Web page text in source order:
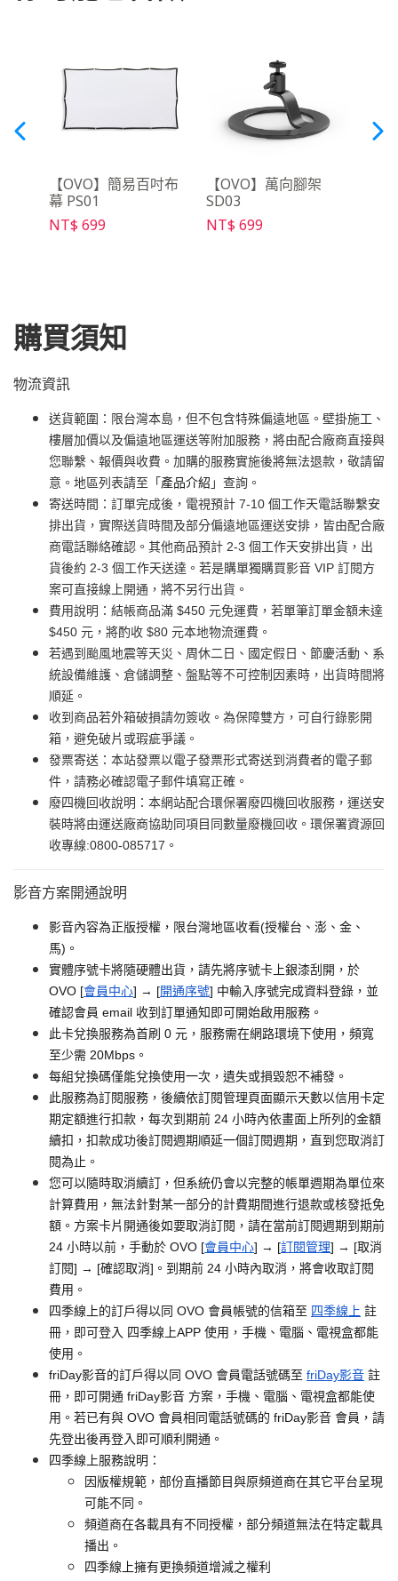
【OVO】簡易百吋布
幕 PS01
NT$ 699
【OVO】萬向腳架
SD03
NT$ 699
購買須知
物流資訊
送貨範圍：限台灣本島，但不包含特殊偏遠地區。壁掛施工、
樓層加價以及偏遠地區運送等附加服務，將由配合廠商直接與
您聯繫、報價與收費。加購的服務實施後將無法退款，敬請留
意。地區列表請至「 產品介紹 」查詢。
寄送時間：訂單完成後，電視預計 7-10 個工作天電話聯繫安
排出貨，實際送貨時間及部分偏遠地區運送安排，皆由配合廠
商電話聯絡確認。其他商品預計 2-3 個工作天安排出貨，出
貨後約 2-3 個工作天送達。若是購單獨購買影音 VIP 訂閱方
案可直接線上開通，將不另行出貨。
費用說明：結帳商品滿 $450 元免運費，若單筆訂單金額未達
$450 元，將酌收 $80 元本地物流運費。
若遇到颱風地震等天災、周休二日、國定假日、節慶活動、系
統設備維護、倉儲調整、盤點等不可控制因素時，出貨時間將
順延。
收到商品若外箱破損請勿簽收。為保障雙方，可自行錄影開
箱，避免破片或瑕疵爭議。
發票寄送：本站發票以電子發票形式寄送到消費者的電子郵
件，請務必確認電子郵件填寫正確。
廢四機回收說明：本網站配合環保署廢四機回收服務，運送安
裝時將由運送廠商協助同項目同數量廢機回收。環保署資源回
收專線:0800-085717。
影音方案開通說明
影音內容為正版授權，限台灣地區收看(授權台、澎、金、
馬)。
實體序號卡將隨硬體出貨，請先將序號卡上銀漆刮開，於
OVO [會員中心] → [開通序號] 中輸入序號完成資料登錄，並
確認會員 email 收到訂單通知即可開始啟用服務。
此卡兌換服務為首刷 0 元，服務需在網路環境下使用，頻寬
至少需 20Mbps。
每組兌換碼僅能兌換使用一次，遺失或損毀恕不補發。
此服務為訂閱服務，後續依訂閱管理頁面顯示天數以信用卡定
期定額進行扣款，每次到期前 24 小時內依畫面上所列的金額
續扣，扣款成功後訂閱週期順延一個訂閱週期，直到您取消訂
閱為止。
您可以隨時取消續訂，但系統仍會以完整的帳單週期為單位來
計算費用，無法針對某一部分的計費期間進行退款或核發抵免
額。方案卡片開通後如要取消訂閱，請在當前訂閱週期到期前
24 小時以前，手動於 OVO [會員中心] → [訂閱管理] → [取消
訂閱] → [確認取消]。到期前 24 小時內取消，將會收取訂閱
費用。
四季線上的訂戶得以同 OVO 會員帳號的信箱至 四季線上 註
冊，即可登入 四季線上APP 使用，手機、電腦、電視盒都能
使用。
friDay影音的訂戶得以同 OVO 會員電話號碼至 friDay影音 註
冊，即可開通 friDay影音 方案，手機、電腦、電視盒都能使
用。若已有與 OVO 會員相同電話號碼的 friDay影音 會員，請
先登出後再登入即可順利開通。
四季線上服務說明：
因版權規範，部份直播節目與原頻道商在其它平台呈現
可能不同。
頻道商在各載具有不同授權，部分頻道無法在特定載具
播出。
四季線上擁有更換頻道增減之權利